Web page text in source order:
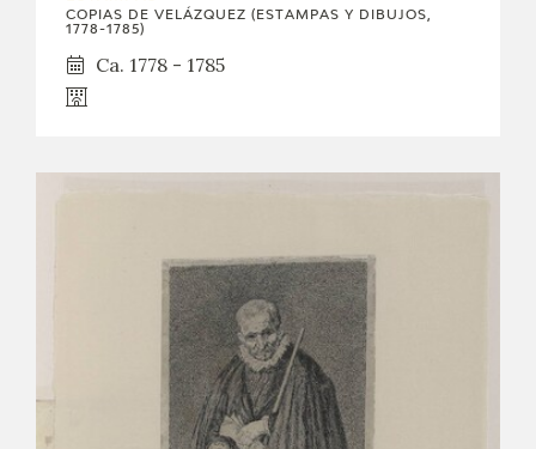
COPIAS DE VELÁZQUEZ (ESTAMPAS Y DIBUJOS,
1778-1785)
Ca. 1778 - 1785